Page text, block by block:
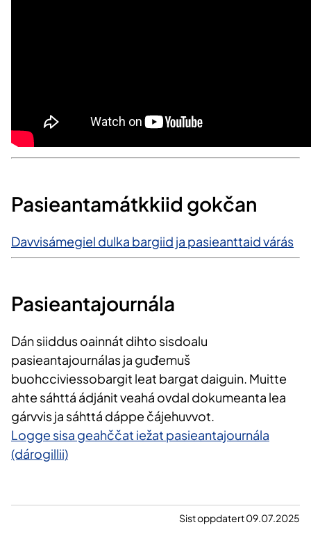
Pasieanta​mátkkiid gokčan
Davvisámegiel dulka bargiid ja pasieanttaid várás
Pasieantajournála
Dán siiddus oainnát dihto sisdoalu
pasieantajournálas ja guđemuš
buohcciviessobargit leat bargat daiguin. Muitte
ahte sáhttá ádjánit veahá ovdal dokumeanta lea
gárvvis ja sáhttá dáppe čájehuvvot.
Logge sisa geahččat iežat pasieantajournála
(dárogillii)
Sist oppdatert 09.07.2025